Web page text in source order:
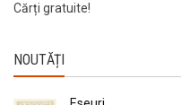
Cărți gratuite!
NOUTĂȚI